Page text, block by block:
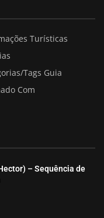
Turísticas
Tags Guia
Com
– Sequência de